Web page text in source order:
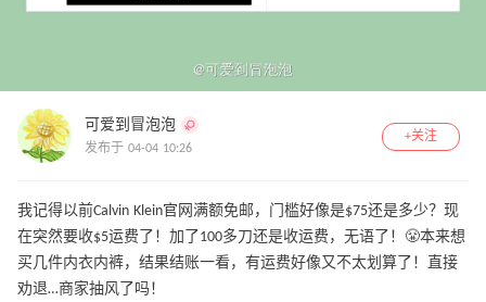
可爱到冒泡泡
发布于 04-04 10:26
+关注
我记得以前Calvin Klein官网满额免邮，门槛好像是$75还是多少？现
在突然要收$5运费了！加了100多刀还是收运费，无语了！😤本来想
买几件内衣内裤，结果结账一看，有运费好像又不太划算了！直接
劝退…商家抽风了吗！